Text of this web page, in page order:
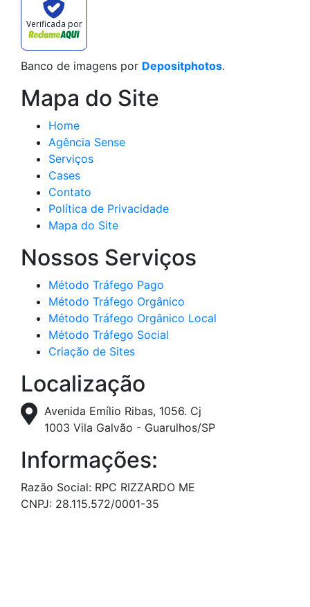
Verificada por
Banco de imagens por Depositphotos.
Mapa do Site
Home
Agência Sense
Serviços
Cases
Contato
Política de Privacidade
Mapa do Site
Nossos Serviços
Método Tráfego Pago
Método Tráfego Orgânico
Método Tráfego Orgânico Local
Método Tráfego Social
Criação de Sites
Localização
Avenida Emílio Ribas, 1056. Cj
1003 Vila Galvão - Guarulhos/SP
Informações:
Razão Social: RPC RIZZARDO ME
CNPJ: 28.115.572/0001-35